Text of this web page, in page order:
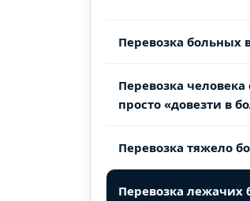
Перевозка больных
Перевозка
просто «довезти в
Перевозка тяжело
Перевозка лежачих